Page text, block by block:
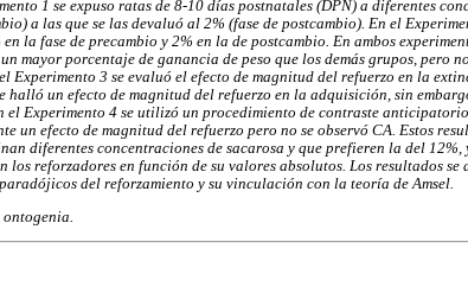
1 se expuso ratas de 8-10 días postnatales (DPN) a diferentes
a las que se las devaluó al 2% (fase de postcambio). En el
la fase de precambio y 2% en la de postcambio. En ambos
mayor porcentaje de ganancia de peso que los demás grupos, pero
Experimento 3 se evaluó el efecto de magnitud del refuerzo en la
halló un efecto de magnitud del refuerzo en la adquisición, sin
el Experimento 4 se utilizó un procedimiento de contraste
un efecto de magnitud del refuerzo pero no se observó CA. Estos
diferentes concentraciones de sacarosa y que prefieren la del 12%,
los reforzadores en función de su valores absolutos. Los resultados se
del reforzamiento y su vinculación con la teoría de Amsel.